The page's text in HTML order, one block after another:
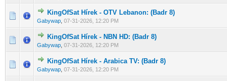
KingOfSat Hírek - OTV Lebanon: (Badr 8)
Gabywap 07-31-2026, 12:20 PM
0 Szavazat - 0 / 5 átlagban
1 2 345
KingOfSat Hírek - NBN HD: (Badr 8)
Gabywap 07-31-2026, 12:20 PM
0 Szavazat - 0 / 5 átlagban
12 3 45
KingOfSat Hírek - Arabica TV: (Badr 8)
Gabywap 07-31-2026, 12:20 PM
0 Szavazat - 0 / 5 átlagban
12345